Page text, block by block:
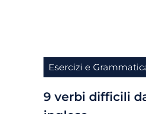
Esercizi e
9 verbi difficili